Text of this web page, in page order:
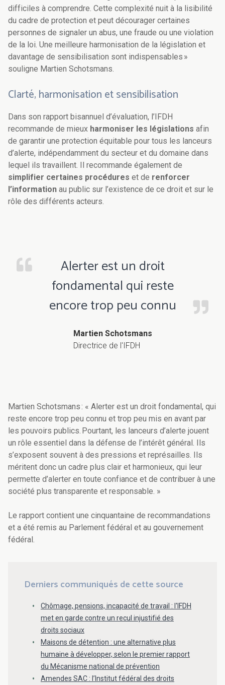
difficiles à comprendre. Cette complexité nuit à la lisibilité
du cadre de protection et peut décourager certaines
personnes de signaler un abus, une fraude ou une violation
de la loi. Une meilleure harmonisation de la législation et
davantage de sensibilisation sont indispensables »
souligne Martien Schotsmans.
Clarté, harmonisation et sensibilisation
Dans son rapport bisannuel d’évaluation, l’IFDH
recommande de mieux harmoniser les législations afin
de garantir une protection équitable pour tous les lanceurs
d’alerte, indépendamment du secteur et du domaine dans
lequel ils travaillent. Il recommande également de
simplifier certaines procédures et de renforcer
l’information au public sur l’existence de ce droit et sur le
rôle des différents acteurs.
Alerter est un droit
fondamental qui reste
encore trop peu connu
Martien Schotsmans
Directrice de l'IFDH
Martien Schotsmans : « Alerter est un droit fondamental, qui
reste encore trop peu connu et trop peu mis en avant par
les pouvoirs publics. Pourtant, les lanceurs d’alerte jouent
un rôle essentiel dans la défense de l’intérêt général. Ils
s’exposent souvent à des pressions et représailles. Ils
méritent donc un cadre plus clair et harmonieux, qui leur
permette d’alerter en toute confiance et de contribuer à une
société plus transparente et responsable. »
Le rapport contient une cinquantaine de recommandations
et a été remis au Parlement fédéral et au gouvernement
fédéral.
Derniers communiqués de cette source
Chômage, pensions, incapacité de travail : l'IFDH
met en garde contre un recul injustifié des
droits sociaux
Maisons de détention : une alternative plus
humaine à développer, selon le premier rapport
du Mécanisme national de prévention
Amendes SAC : l’Institut fédéral des droits